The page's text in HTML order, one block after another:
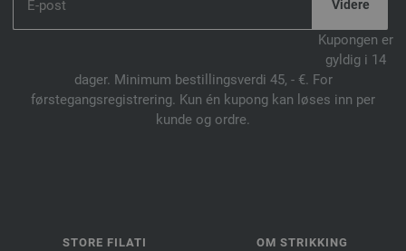
Kupongen er
gyldig i 14
dager. Minimum bestillingsverdi 45, - €. For
førstegangsregistrering. Kun én kupong kan løses inn per
kunde og ordre.
STORE FILATI OM STRIKKING